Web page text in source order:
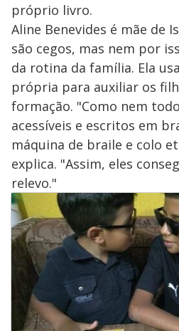
próprio livro.
Aline Benevides é mãe de
são cegos, mas nem por
da rotina da família. Ela
própria para auxiliar os
formação. "Como nem
acessíveis e escritos em
máquina de braile e colo
explica. "Assim, eles
relevo."